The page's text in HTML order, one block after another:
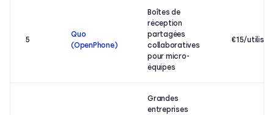
5
Quo
(OpenPhone)
Boîtes de
réception
partagées
collaboratives
pour micro-
équipes
€15/
Grandes
entreprises